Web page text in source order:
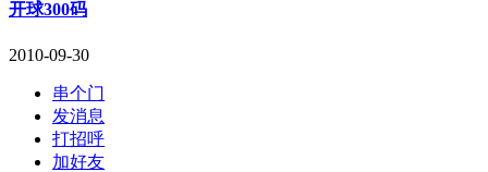
开球300码
2010-09-30
串个门
发消息
打招呼
加好友